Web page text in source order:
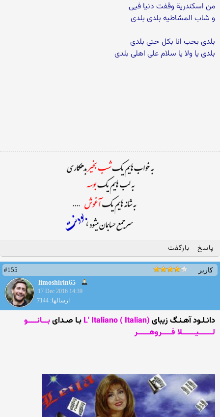
من اسکندریة وقفت دنیا فیی
و شاب المشاطیه بلدی بلدی
بلدی بحب انا بکل حتی بلدی
بلدی یا ولا یا سلام علی اهلی بلدی
پاسخ بازگفت
کاربر
#155
limoshirin65
17 Dec 2016 14:39
ارسالها: 7144
دانـلـود آهـنـگ زیبای (L' Italiano ( Italian بـا صـدایبـــانـــــو
لـــــــیـــــــلا فـــــروهــــــر